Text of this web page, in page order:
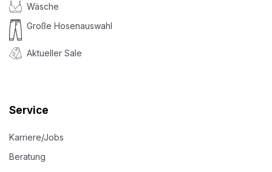
Wäsche
Große Hosenauswahl
Aktueller Sale
Service
Karriere/Jobs
Beratung